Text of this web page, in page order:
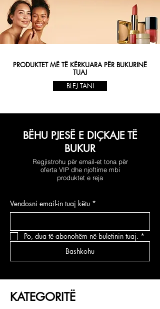
PRODUKTET MË TË KËRKUARA PËR BUKURINË
TUAJ
BLEJ TANI
BËHU PJESË E DIÇKAJE TË
BUKUR
Regjistrohu për email-et tona për
oferta VIP dhe njoftime mbi
produktet e reja
Vendosni email-in tuaj këtu *
Po, dua të abonohëm në buletinin tuaj. *
Bashkohu
KATEGORITË